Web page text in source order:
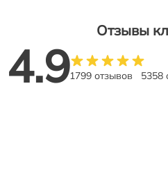
Отзывы
4.91799 отзывов 5358